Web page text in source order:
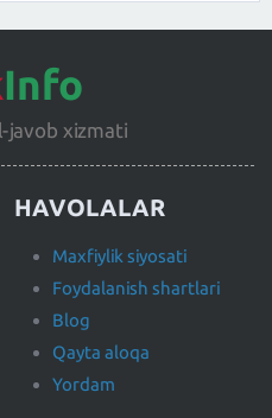
Info
javob xizmati
HAVOLALAR
Maxfiylik siyosati
Foydalanish shartlari
Blog
Qayta aloqa
Yordam